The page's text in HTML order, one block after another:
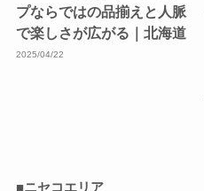
プならではの品揃えと人脈
で楽しさが広がる｜北海道
2025/04/22
■ニセコエリア